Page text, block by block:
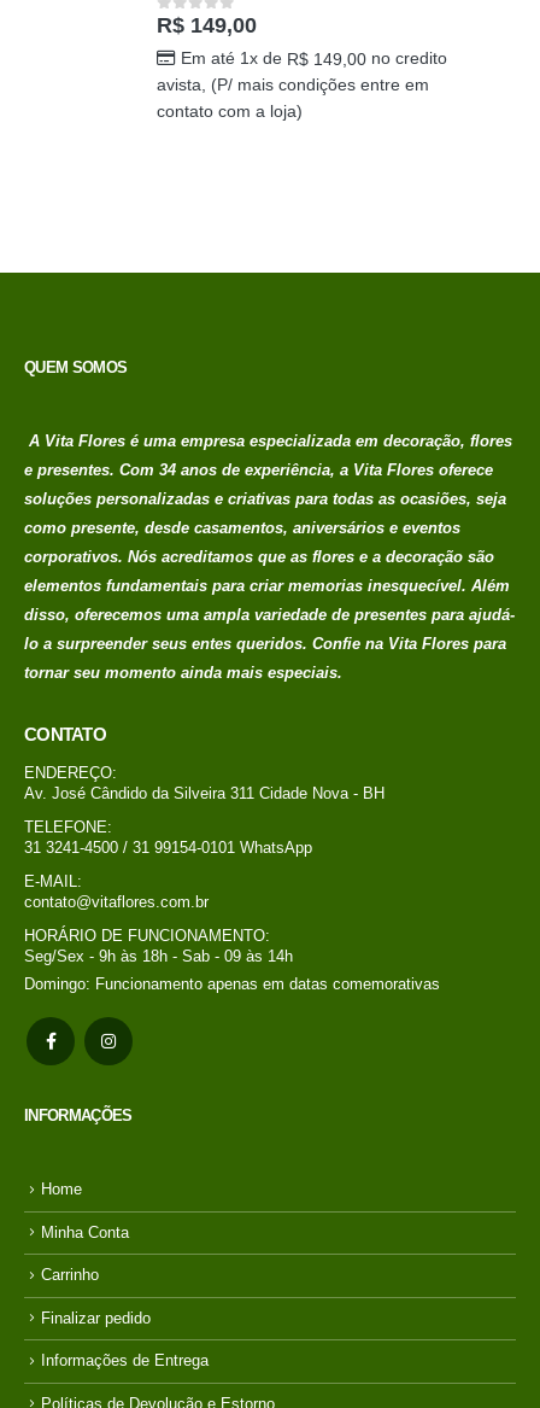
Buquê Singelo Luxo
0out of 5
R$149,00
Em até 1x deR$
QUEM SOMOS
A Vita Flores é uma empresa especializada em decoração, flores
e presentes. Com 34 anos de experiência, a Vita Flores oferece
soluções personalizadas e criativas para todas as ocasiões, seja
como presente, desde casamentos, aniversários e eventos
corporativos. Nós acreditamos que as flores e a decoração são
elementos fundamentais para criar memoriasinesquecível. Além
disso, oferecemos uma ampla variedade de presentes para ajudá-
tornar seu momento ainda mais especiais.
CONTATO
ENDEREÇO:
Av. José Cândido da Silveira 311 Cidade Nova - BH
TELEFONE:
31 3241-4500 / 31 99154-0101 WhatsApp
E-MAIL:
contato@vitaflores.com.br
HORÁRIO DE FUNCIONAMENTO:
Seg/Sex - 9h às 18h - Sab - 09 às 14h
Domingo: Funcionamento apenas em datas comemorativas
Home
Minha Conta
Carrinho
Finalizar pedido